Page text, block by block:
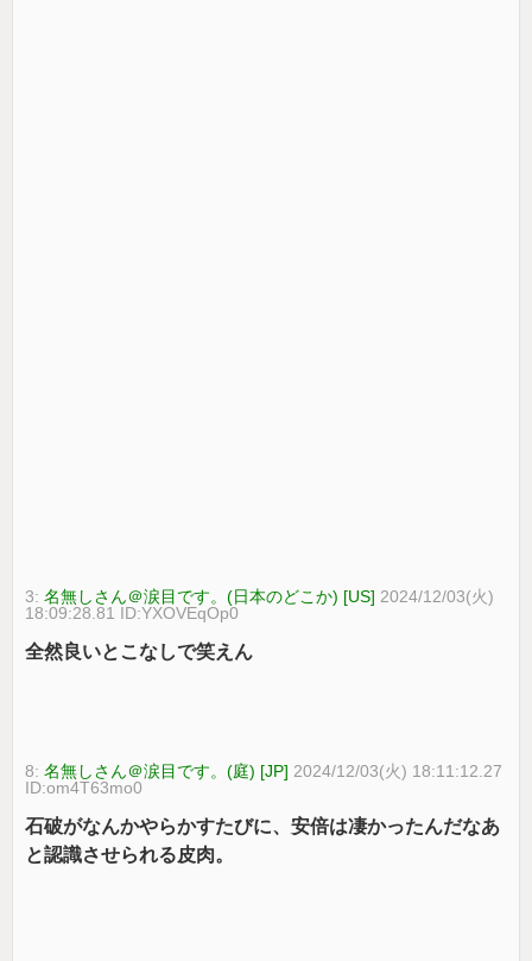
3:名無しさん＠涙目です。(日本のどこか) [US] 2024/12/03(火)
18:09:28.81 ID:YXOVEqOp0
全然良いとこなしで笑えん
8:名無しさん＠涙目です。(庭) [JP] 2024/12/03(火) 18:11:12.27
ID:om4T63mo0
石破がなんかやらかすたびに、安倍は凄かったんだなあ
と認識させられる皮肉。